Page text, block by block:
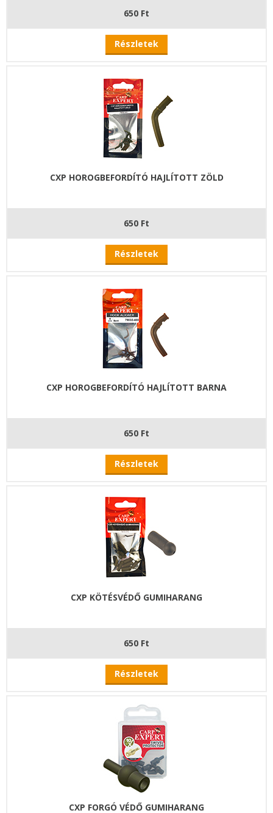
650 Ft
Részletek
CXP HOROGBEFORDÍTÓ HAJLÍTOTT ZÖLD
650 Ft
Részletek
CXP HOROGBEFORDÍTÓ HAJLÍTOTT BARNA
650 Ft
Részletek
CXP KÖTÉSVÉDŐ GUMIHARANG
650 Ft
Részletek
CXP FORGÓ VÉDŐ GUMIHARANG